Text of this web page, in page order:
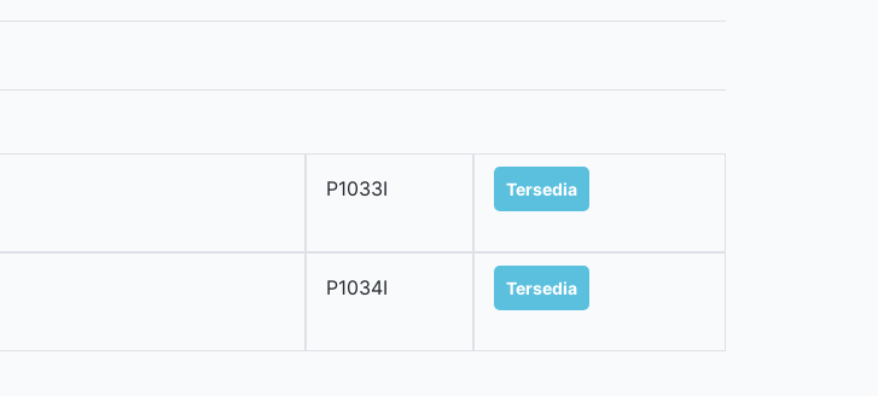
P1033I Tersedia
P1034I Tersedia